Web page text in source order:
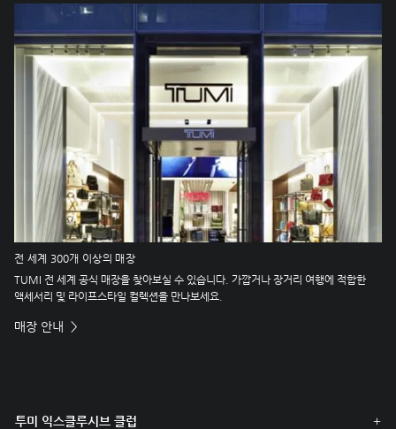
전 세계 300개 이상의 매장
TUMI 전 세계 공식 매장을 찾아보실 수 있습니다. 가깝거나 장거리 여행에 적합한
액세서리 및 라이프스타일 컬렉션을 만나보세요.
매장 안내
투미 익스클루시브 클럽